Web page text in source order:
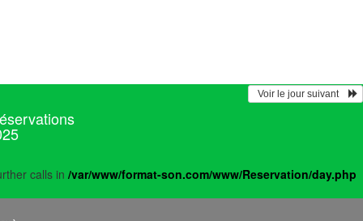
  Voir le jour suivant
calls in /var/www/format-son.com/www/Reservation/day.php